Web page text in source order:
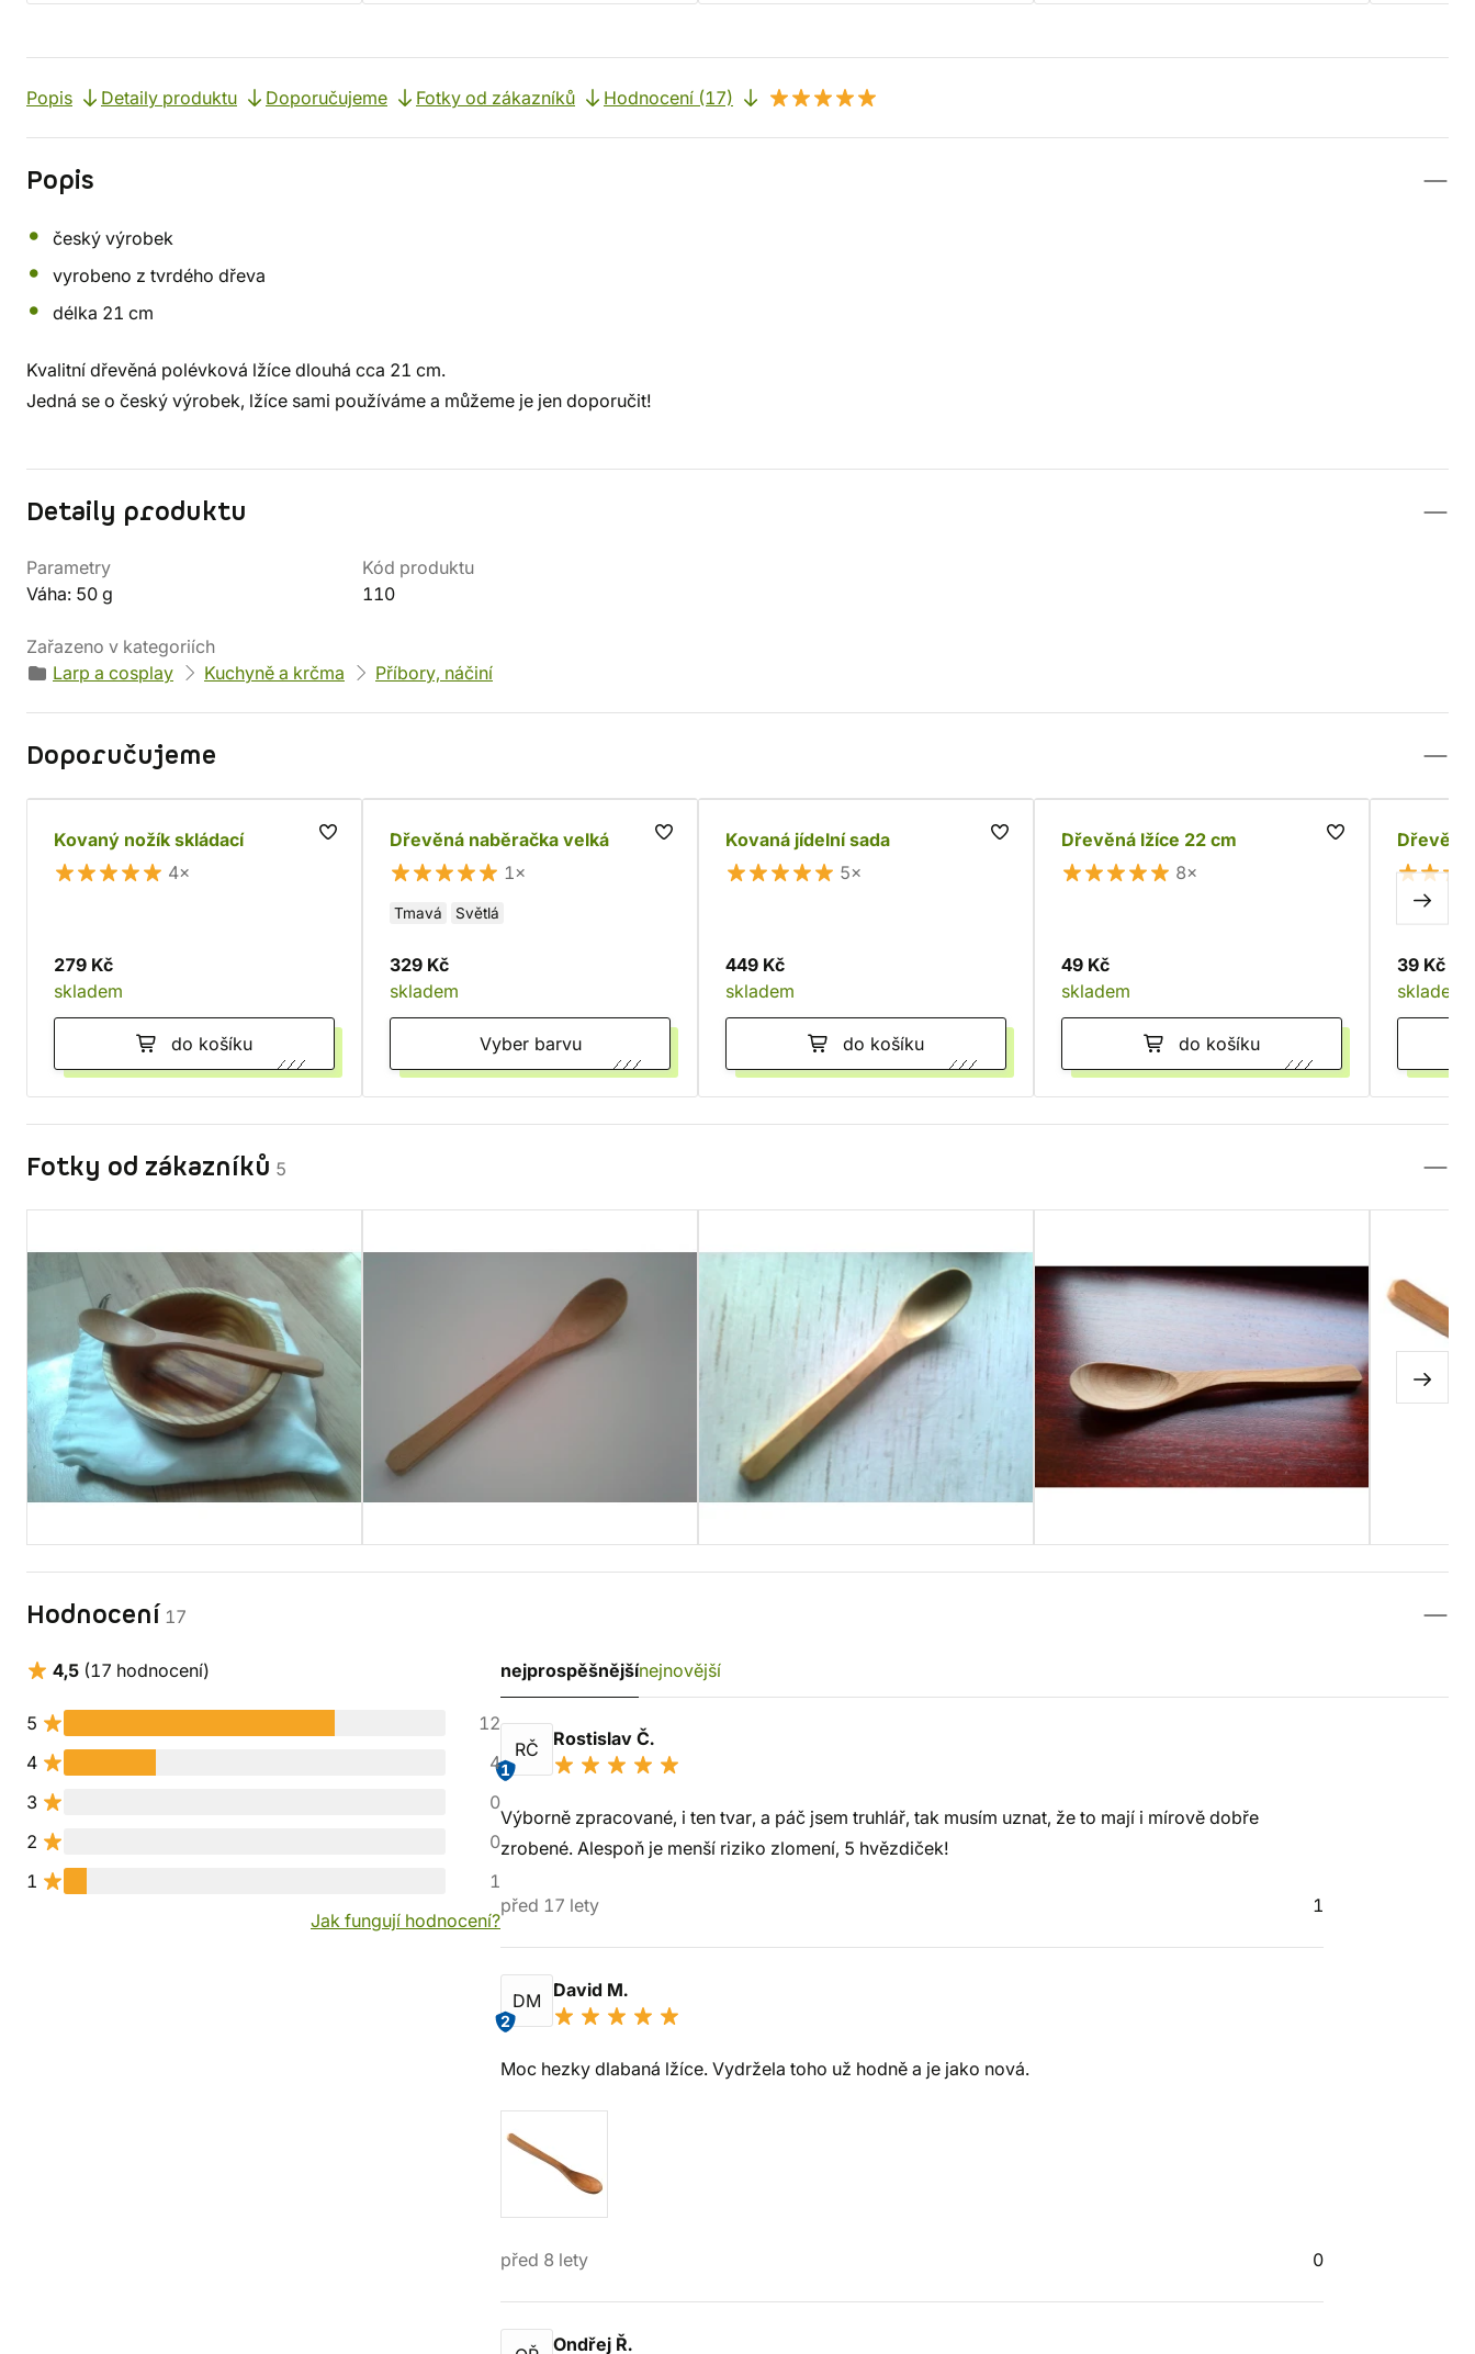
Popis Detaily produktu Doporučujeme Fotky od zákazníků Hodnocení (17)
Popis
český výrobek
vyrobeno z tvrdého dřeva
délka 21 cm
Kvalitní dřevěná polévková lžíce dlouhá cca 21 cm.
Jedná se o český výrobek, lžíce sami používáme a můžeme je jen doporučit!
Detaily produktu
Parametry
Váha: 50 g
Kód produktu
110
Zařazeno v kategoriích
Larp a cosplay
Kuchyně a krčma Příbory, náčiní
Doporučujeme
Kovaný nožík skládací
4×
279 Kč
skladem
do košíku
Dřevěná naběračka velká
1×
Tmavá Světlá
329 Kč
skladem
Vyber barvu
Kovaná jídelní sada
5×
449 Kč
skladem
do košíku
Dřevěná lžíce 22 cm
8×
49 Kč
skladem
do košíku
39 Kč
skladem
Fotky od zákazníků 5
Hodnocení 17
4,5 (17 hodnocení)
5
12
4
4
3
0
2
0
1
1
Jak fungují hodnocení?
nejprospěšnějšínejnovější
RČ
1
Rostislav Č.
Výborně zpracované, i ten tvar, a páč jsem truhlář, tak musím uznat, že to mají i mírově dobře
zrobené. Alespoň je menší riziko zlomení, 5 hvězdiček!
před 17 lety 1
DM
2
David M.
Moc hezky dlabaná lžíce. Vydržela toho už hodně a je jako nová.
před 8 lety 0
Ondřej Ř.